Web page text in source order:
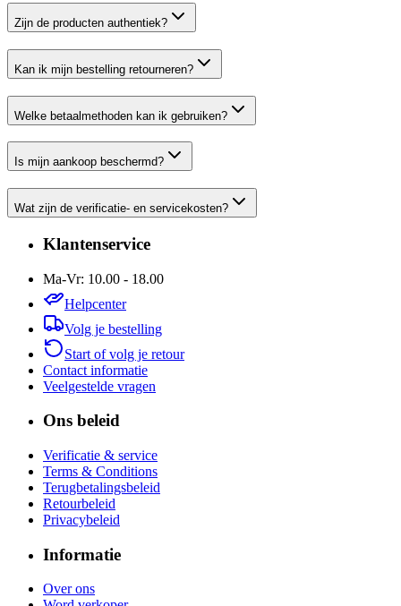
Zijn de producten authentiek?
Kan ik mijn bestelling retourneren?
Welke betaalmethoden kan ik gebruiken?
Is mijn aankoop beschermd?
Wat zijn de verificatie- en servicekosten?
Klantenservice
Ma-Vr: 10.00 - 18.00
Helpcenter
Volg je bestelling
Start of volg je retour
Contact informatie
Veelgestelde vragen
Ons beleid
Verificatie & service
Terms & Conditions
Terugbetalingsbeleid
Retourbeleid
Privacybeleid
Informatie
Over ons